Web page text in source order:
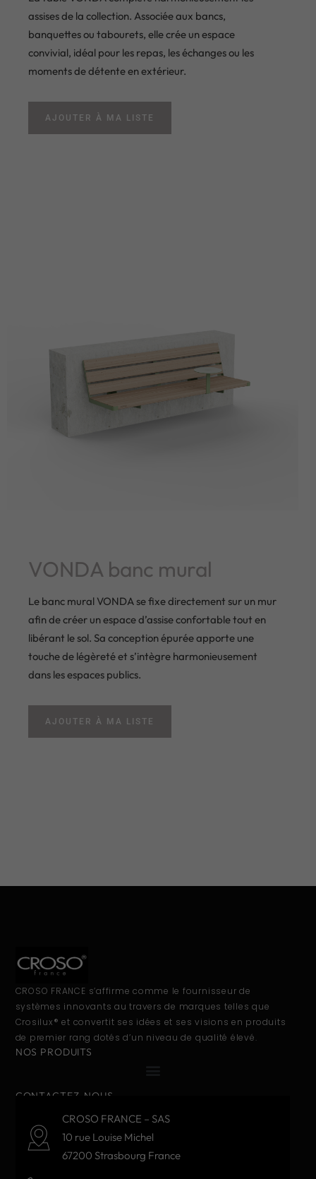
assises de la collection. Associée aux bancs,
banquettes ou tabourets, elle crée un espace
convivial, idéal pour les repas, les échanges ou les
moments de détente en extérieur.
AJOUTER À MA LISTE
VONDA banc mural
Le banc mural VONDA se fixe directement sur un mur
afin de créer un espace d’assise confortable tout en
libérant le sol. Sa conception épurée apporte une
touche de légèreté et s’intègre harmonieusement
dans les espaces publics.
AJOUTER À MA LISTE
CROSO FRANCE s’affirme comme le fournisseur de
systèmes innovants au travers de marques telles que
Crosilux® et convertit ses idées et ses visions en produits
de premier rang dotés d’un niveau de qualité élevé.
NOS PRODUITS
CONTACTEZ-NOUS
CROSO FRANCE – SAS
10 rue Louise Michel
67200 Strasbourg France